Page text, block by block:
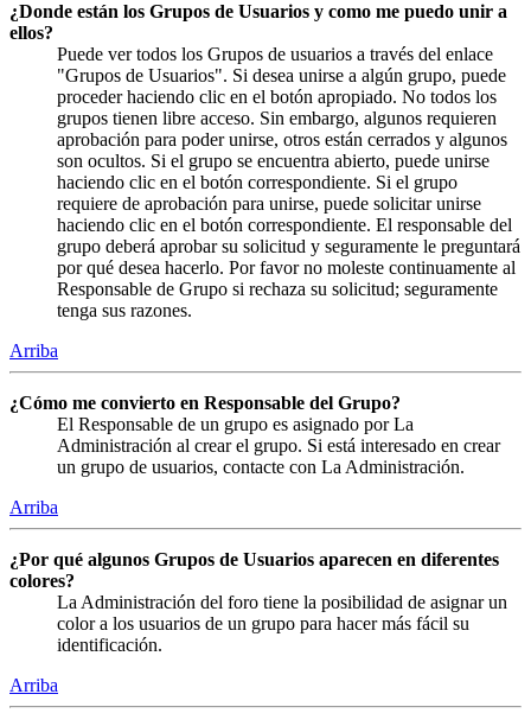
¿Donde están los Grupos de Usuarios y como me puedo unir a
ellos?
Puede ver todos los Grupos de usuarios a través del enlace
"Grupos de Usuarios". Si desea unirse a algún grupo, puede
proceder haciendo clic en el botón apropiado. No todos los
grupos tienen libre acceso. Sin embargo, algunos requieren
aprobación para poder unirse, otros están cerrados y algunos
son ocultos. Si el grupo se encuentra abierto, puede unirse
haciendo clic en el botón correspondiente. Si el grupo
requiere de aprobación para unirse, puede solicitar unirse
haciendo clic en el botón correspondiente. El responsable del
grupo deberá aprobar su solicitud y seguramente le preguntará
por qué desea hacerlo. Por favor no moleste continuamente al
Responsable de Grupo si rechaza su solicitud; seguramente
tenga sus razones.
Arriba
¿Cómo me convierto en Responsable del Grupo?
El Responsable de un grupo es asignado por La
Administración al crear el grupo. Si está interesado en crear
un grupo de usuarios, contacte con La Administración.
Arriba
¿Por qué algunos Grupos de Usuarios aparecen en diferentes
colores?
La Administración del foro tiene la posibilidad de asignar un
color a los usuarios de un grupo para hacer más fácil su
identificación.
Arriba